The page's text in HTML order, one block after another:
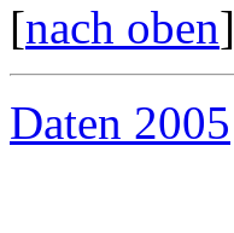
[nach oben]
Daten 2005